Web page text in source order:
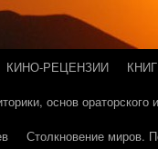
КИНО-РЕЦЕНЗИИ
основ
Столкновение миров.